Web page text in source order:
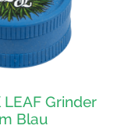
LEAF Grinder
Blau